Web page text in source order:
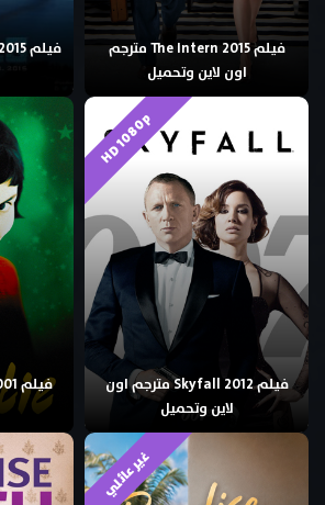
فيلم The Intern 2015 مترجم
اون لاين وتحميل
HD 1080p
فيلم Skyfall 2012 مترجم اون
لاين وتحميل
غير عائلي